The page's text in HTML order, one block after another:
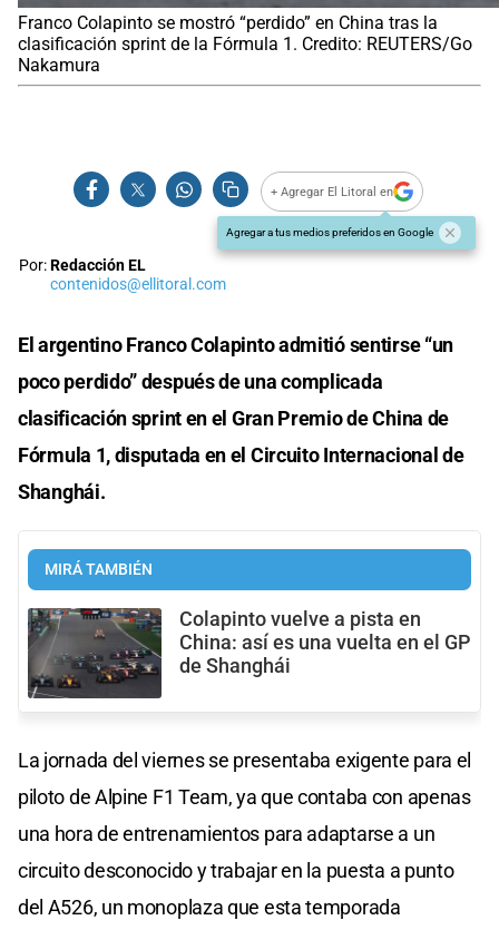
Franco Colapinto se mostró “perdido” en China tras la
clasificación sprint de la Fórmula 1. Credito: REUTERS/Go
Nakamura
+ Agregar El Litoral en
Agregar a tus medios preferidos en Google
Por:Redacción EL
contenidos@ellitoral.com
El argentino Franco Colapinto admitió sentirse “un
poco perdido” después de una complicada
clasificación sprint en el Gran Premio de China de
Fórmula 1, disputada en el Circuito Internacional de
Shanghái.
MIRÁ TAMBIÉN
Colapinto vuelve a pista en
China: así es una vuelta en el GP
de Shanghái
La jornada del viernes se presentaba exigente para el
piloto de Alpine F1 Team, ya que contaba con apenas
una hora de entrenamientos para adaptarse a un
circuito desconocido y trabajar en la puesta a punto
del A526, un monoplaza que esta temporada